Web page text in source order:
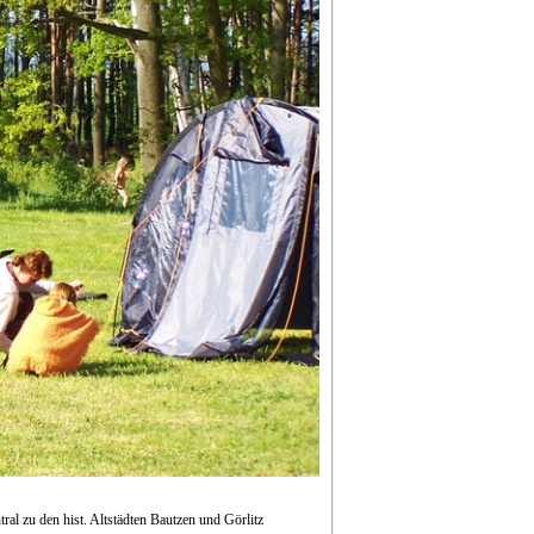
zu den hist. Altstädten Bautzen und Görlitz